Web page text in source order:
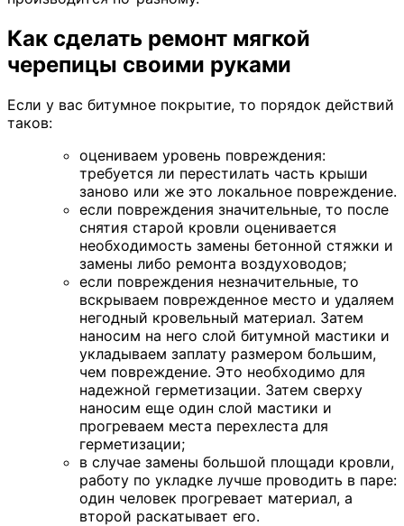
Как сделать ремонт мягкой
черепицы своими руками
Если у вас битумное покрытие, то порядок действий
таков:
оцениваем уровень повреждения:
требуется ли перестилать часть крыши
заново или же это локальное повреждение.
если повреждения значительные, то после
снятия старой кровли оценивается
необходимость замены бетонной стяжки и
замены либо ремонта воздуховодов;
если повреждения незначительные, то
вскрываем поврежденное место и удаляем
негодный кровельный материал. Затем
наносим на него слой битумной мастики и
укладываем заплату размером большим,
чем повреждение. Это необходимо для
надежной герметизации. Затем сверху
наносим еще один слой мастики и
прогреваем места перехлеста для
герметизации;
в случае замены большой площади кровли,
работу по укладке лучше проводить в паре:
один человек прогревает материал, а
второй раскатывает его.